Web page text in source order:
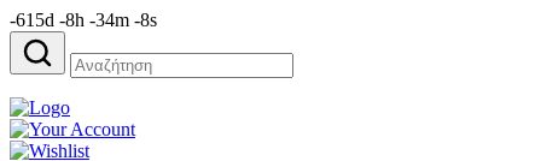
-615d -8h -34m -8s
Αναζήτηση
για: